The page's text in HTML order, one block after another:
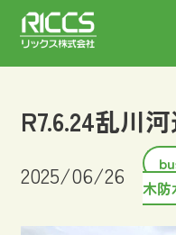
R7.6.24乱川
2025/06/26
木防